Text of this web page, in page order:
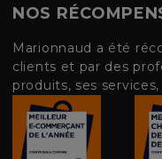
NOS
Marionnaud a été
clients et par des
produits, ses